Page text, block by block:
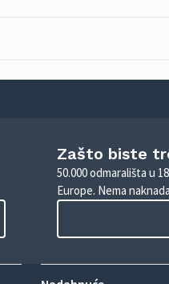
Zašto biste
50.000 odmarališta u
Europe. Nema